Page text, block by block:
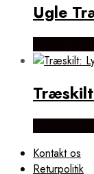
Ugle
Kontakt os
Returpolitik